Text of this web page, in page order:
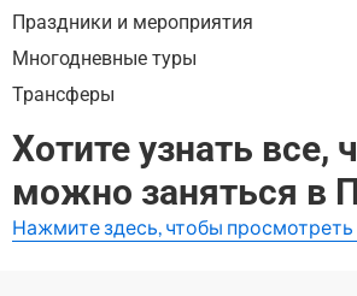
Праздники и мероприятия
Многодневные туры
Трансферы
Хотите узнать все,
можно заняться в
Нажмите здесь, чтобы